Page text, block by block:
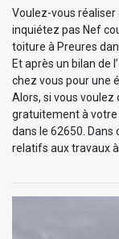
Voulez-vous réaliser
inquiétez pas Nef
toiture à Preures
Et après un bilan de
chez vous pour une
Alors, si vous
gratuitement à votre
dans le 62650. Dans
relatifs aux travaux